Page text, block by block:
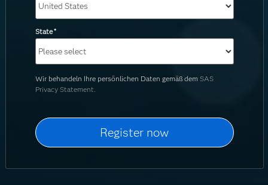
State*
Wir behandeln Ihre persönlichen Daten gemäß dem SAS
Privacy Statement.